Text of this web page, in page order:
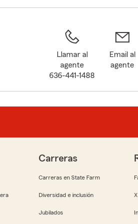
Llamar al
agente
636-441-1488
Email al
agente
Carreras
Carreras en State Farm
Diversidad e inclusión
Jubilados
X